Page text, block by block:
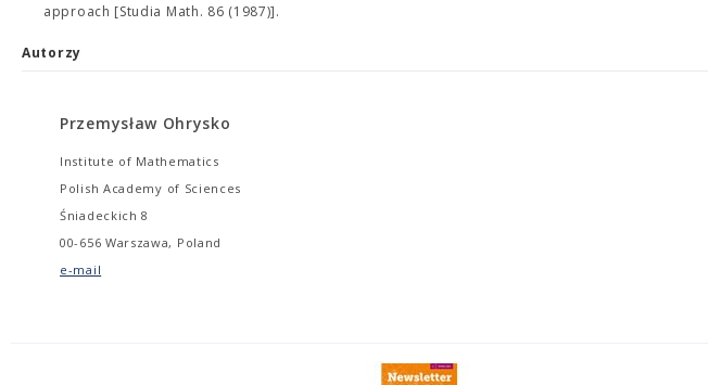
approach [Studia Math. 86 (1987)].
Autorzy
Przemysław Ohrysko
Institute of Mathematics
Polish Academy of Sciences
Śniadeckich 8
00-656 Warszawa, Poland
e-mail